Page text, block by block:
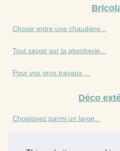
Choisir entre une chaudière...
Tout savoir sur la plomberie...
Pour vos gros travaux,...
Déco
Choisissez parmi un large...